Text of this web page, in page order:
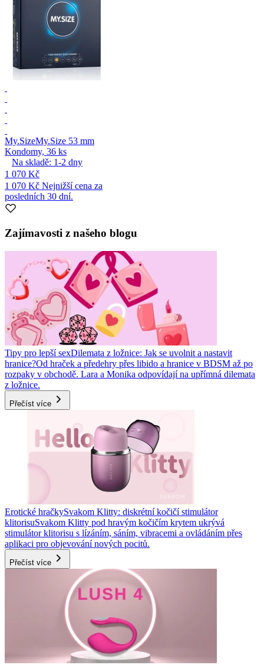
My.SizeMy.Size 53 mm
Kondomy, 36 ks
Na skladě: 1-2 dny
1 070 Kč
1 070 Kč Nejnižší cena za
posledních 30 dní.
Zajímavosti z našeho blogu
Tipy pro lepší sexDilemata z ložnice: Jak se uvolnit a nastavit
hranice?Od hraček a předehry přes libido a hranice v BDSM až po
rozpaky v obchodě. Lara a Monika odpovídají na upřímná dilemata
z ložnice.
Přečíst více
Erotické hračkySvakom Klitty: diskrétní kočičí stimulátor
klitorisuSvakom Klitty pod hravým kočičím krytem ukrývá
stimulátor klitorisu s lízáním, sáním, vibracemi a ovládáním přes
aplikaci pro objevování nových pocitů.
Přečíst více